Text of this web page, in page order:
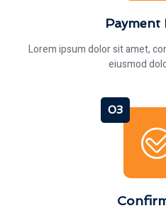
Payment
Lorem ipsum dolor sit amet,
eiusmod
03